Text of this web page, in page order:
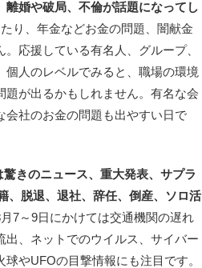
婚や破局、不倫が話題になってし
り、年金などお金の問題、闇献金
応援している有名人、グループ、
人のレベルでみると、職場の環境
が出るかもしれません。有名な会
社のお金の問題も出やすい日で
驚きのニュース、重大発表、サプラ
、脱退、退社、辞任、倒産、ソロ活
7～9日にかけては交通機関の遅れ
、ネットでのウイルス、サイバー
やUFOの目撃情報にも注目です。